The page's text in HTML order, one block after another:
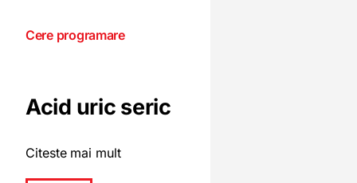
Cere programare
Acid uric seric
Citeste mai mult